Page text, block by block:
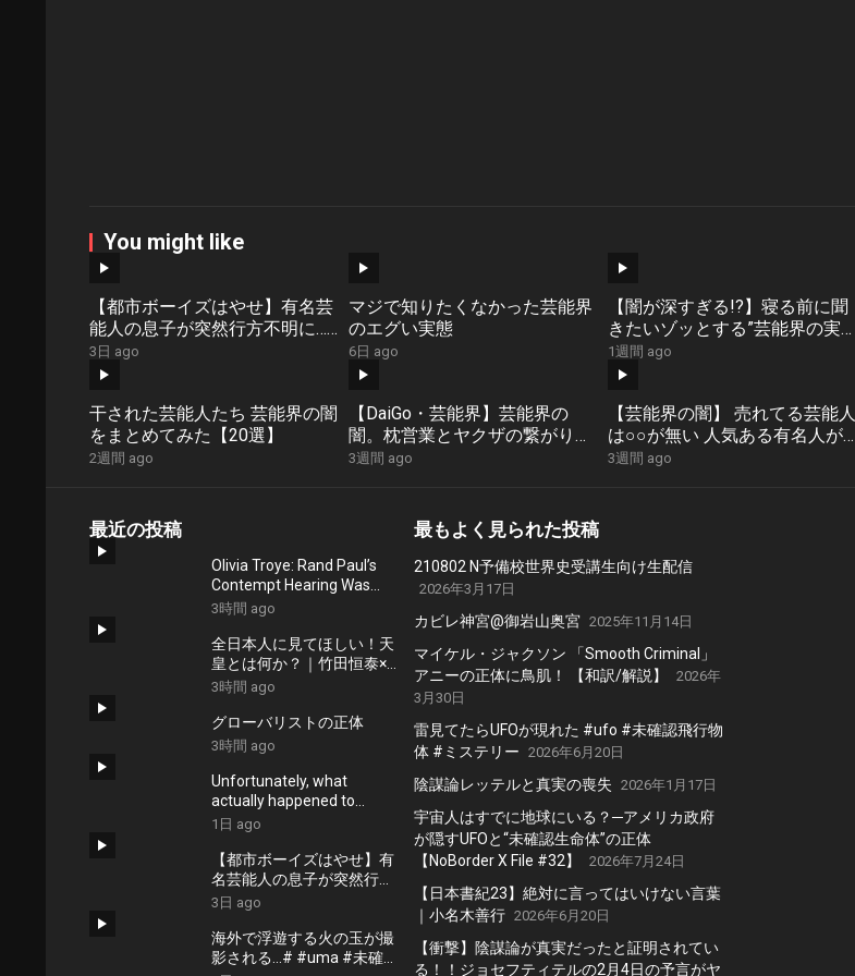
You might like
【都市ボーイズはやせ】有名芸
能人の息子が突然行方不明に…
芸能界の怖すぎる話
3日 ago
マジで知りたくなかった芸能界
のエグい実態
6日 ago
【闇が深すぎる!?】寝る前に聞
きたいゾッとする”芸能界の実
態”まとめ「作業用/たっくー切
り抜き」
1週間 ago
干された芸能人たち 芸能界の闇
をまとめてみた【20選】
2週間 ago
【DaiGo・芸能界】芸能界の
闇。枕営業とヤクザの繋がり
◆メンタリストDaiGo切り抜き
3週間 ago
【芸能界の闇】 売れてる芸能人
は○○が無い 人気ある有名人が
自ら命を絶つ本当の理由 【岡田
3週間 ago
最近の投稿
Olivia Troye: Rand Paul’s
Contempt Hearing Was
Entirely Performative
3時間 ago
全日本人に見てほしい！天
皇とは何か？｜竹田恒泰×小
名木善行
3時間 ago
グローバリストの正体
3時間 ago
Unfortunately, what
actually happened to
the “Star Dust” is not as fun
1日 ago
【都市ボーイズはやせ】有
名芸能人の息子が突然行方
不明に…芸能界の怖すぎる
3日 ago
海外で浮遊する火の玉が撮
影される…# #uma #未確認
最もよく見られた投稿
210802 N予備校世界史受講生向け生配信
2026年3月17日
カビレ神宮@御岩山奥宮 2025年11月14日
マイケル・ジャクソン 「Smooth Criminal」
アニーの正体に鳥肌！ 【和訳/解説】
2026年
3月30日
雷見てたらUFOが現れた #ufo #未確認飛行物
体 #ミステリー 2026年6月20日
陰謀論レッテルと真実の喪失 2026年1月17日
宇宙人はすでに地球にいる？─アメリカ政府
が隠すUFOと“未確認生命体”の正体
【NoBorder X File #32】
2026年7月24日
【日本書紀23】絶対に言ってはいけない言葉
｜小名木善行 2026年6月20日
【衝撃】陰謀論が真実だったと証明されてい
る！！ジョセフティテルの2月4日の予言がヤ